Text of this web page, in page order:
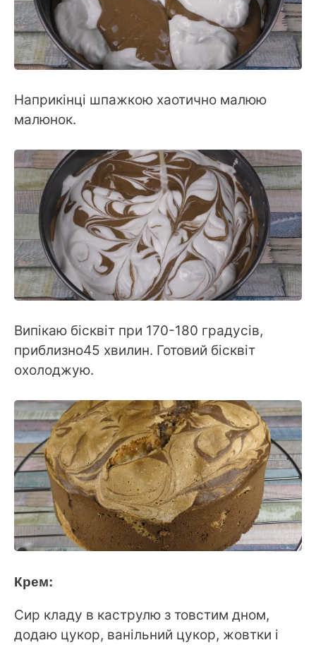
Наприкінці шпажкою хаотично малюю
малюнок.
Випікаю бісквіт при 170-180 градусів,
приблизно45 хвилин. Готовий бісквіт
охолоджую.
Крем:
Сир кладу в каструлю з товстим дном,
додаю цукор, ванільний цукор, жовтки і